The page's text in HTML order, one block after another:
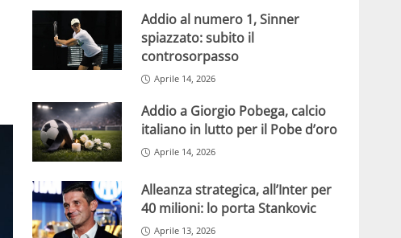
Addio al numero 1, Sinner
spiazzato: subito il
controsorpasso
Aprile 14, 2026
Addio a Giorgio Pobega, calcio
italiano in lutto per il Pobe d’oro
Aprile 14, 2026
Alleanza strategica, all’Inter per
40 milioni: lo porta Stankovic
Aprile 13, 2026